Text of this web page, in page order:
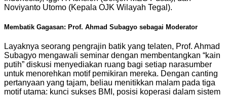
Noviyanto Utomo (Kepala OJK Wilayah Tegal).
Membatik Gagasan: Prof. Ahmad Subagyo sebagai Moderator
Layaknya seorang pengrajin batik yang telaten, Prof. Ahmad
Subagyo mengawali seminar dengan membentangkan “kain
putih” diskusi menyediakan ruang bagi setiap narasumber
untuk menorehkan motif pemikiran mereka. Dengan canting
pertanyaan yang tajam, beliau menitikkan malam pada tiga
motif utama: kunci sukses BMI, posisi koperasi dalam sistem